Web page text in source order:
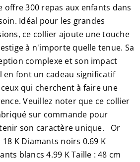
offre 300 repas aux enfants dans
Idéal pour les grandes
ce collier ajoute une touche
à n'importe quelle tenue. Sa
complexe et son impact
en font un cadeau significatif
qui cherchent à faire une
Veuillez noter que ce collier
sur commande pour
son caractère unique. Or
18 K Diamants noirs 0.69 K
blancs 4.99 K Taille : 48 cm